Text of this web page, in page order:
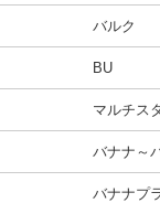
バルク
BU
マルチス
バナナ～
バナナプ